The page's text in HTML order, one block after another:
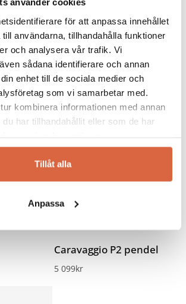
för att anpassa innehållet
användarna, tillhandahålla funktioner
och analysera vår trafik. Vi
sådana identifierare och annan
enhet till de sociala medier och
som vi samarbetar med.
kombinera informationen med annan
har tillhandahållit eller som de har
Tillåt alla
Anpassa
också gillar …
FRITZ HANSEN
Caravaggio P2 pendel
5 099kr